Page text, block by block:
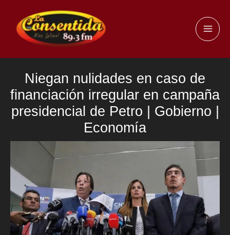
contenido
Niegan nulidades en caso de
financiación irregular en campaña
presidencial de Petro | Gobierno |
Economía